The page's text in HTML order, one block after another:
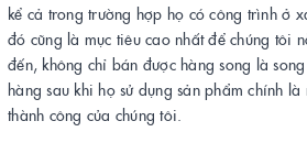
kể cả trong trường hợp họ có công trình ở
đó cũng là mục tiêu cao nhất để chúng tôi
đến, không chỉ bán được hàng song là
hàng sau khi họ sử dụng sản phẩm chính
thành công của chúng tôi.